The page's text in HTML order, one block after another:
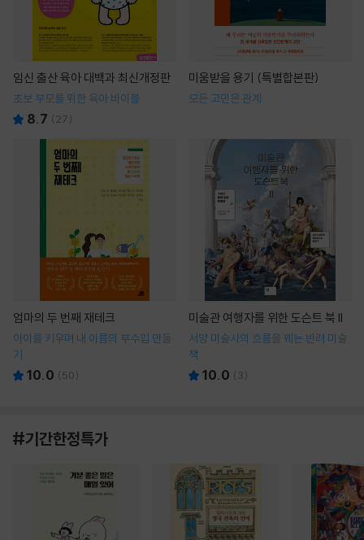
임신 출산 육아 대백과 최신개정판
초보 부모를 위한 육아 바이블
8.7 ( 27)
미움받을 용기 (특별합본판)
모든 고민은 관계
엄마의 두 번째 재테크
아이를 키우며 내 이름의 부수입 만들
기
10.0 (50)
미술관 여행자를 위한 도슨트 북 II
서양 미술사의 흐름을 꿰는 반려 미술
책
10.0 ( 3)
#기간한정특가